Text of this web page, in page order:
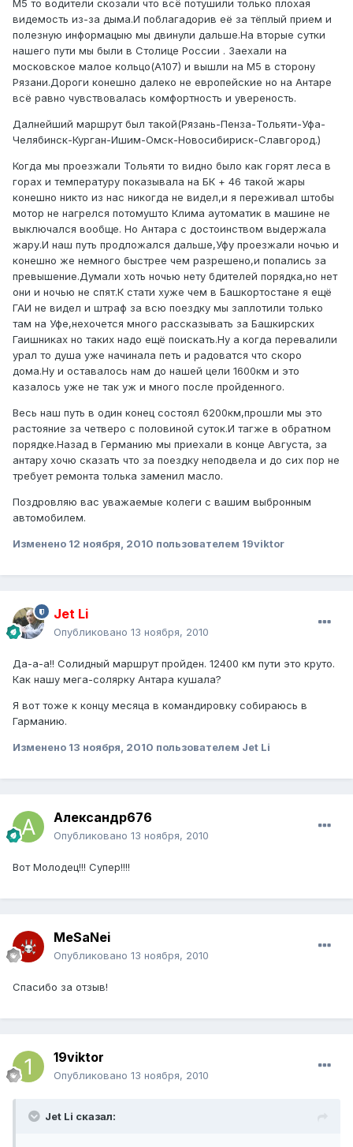
М5 то водители скозали что всё потушили только плохая
видемость из-за дыма.И поблагадорив её за тёплый прием и
полезную информацыю мы двинули дальше.На вторые сутки
нашего пути мы были в Столице России . Заехали на
московское малое кольцо(А107) и вышли на М5 в сторону
Рязани.Дороги конешно далеко не европейские но на Антаре
всё равно чувствовалась комфортность и увереность.
Далнейший маршрут был такой(Рязань-Пенза-Тольяти-Уфа-
Челябинск-Курган-Ишим-Омск-Новосибириск-Славгород.)
Когда мы проезжали Тольяти то видно было как горят леса в
горах и температуру показывала на БК + 46 такой жары
конешно никто из нас никогда не видел,и я переживал штобы
мотор не нагрелся потомушто Клима аутоматик в машине не
выключался вообще. Но Антара с достоинством выдержала
жару.И наш путь продложался дальше,Уфу проезжали ночью и
конешно же немного быстрее чем разрешено,и попались за
превышение.Думали хоть ночью нету бдителей порядка,но нет
они и ночью не спят.К стати хуже чем в Башкортостане я ещё
ГАИ не видел и штраф за всю поездку мы заплотили только
там на Уфе,нехочется много рассказывать за Башкирских
Гаишниках но таких надо ещё поискать.Ну а когда перевалили
урал то душа уже начинала петь и радоватся что скоро
дома.Ну и оставалось нам до нашей цели 1600км и это
казалось уже не так уж и много после пройденного.
Весь наш путь в один конец состоял 6200км,прошли мы это
растояние за четверо с половиной суток.И тагже в обратном
порядке.Назад в Германию мы приехали в конце Августа, за
антару хочю сказать что за поездку неподвела и до сих пор не
требует ремонта толька заменил масло.
Поздровляю вас уважаемые колеги с вашим выбронным
автомобилем.
Изменено 12 ноября, 2010 пользователем 19viktor
Jet Li
Опубликовано 13 ноября, 2010
Да-а-а!! Солидный маршрут пройден. 12400 км пути это круто.
Как нашу мега-солярку Антара кушала?
Я вот тоже к концу месяца в командировку собираюсь в
Гарманию.
Изменено 13 ноября, 2010 пользователем Jet Li
Александр676
Опубликовано 13 ноября, 2010
Вот Молодец!!! Супер!!!!
MeSaNei
Опубликовано 13 ноября, 2010
Спасибо за отзыв!
19viktor
Опубликовано 13 ноября, 2010
Jet Li сказал: